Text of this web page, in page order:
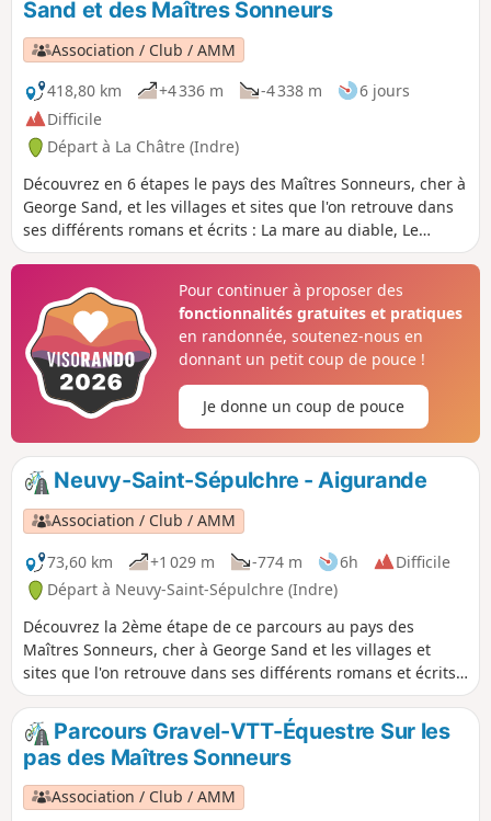
Sand et des Maîtres Sonneurs
Association / Club / AMM
418,80 km
+4 336 m -4 338 m
6 jours
Difficile
Départ à La Châtre (Indre)
Découvrez en 6 étapes le pays des Maîtres Sonneurs, cher à
George Sand, et les villages et sites que l'on retrouve dans
ses différents romans et écrits : La mare au diable, Le
meunier d'Angibault, Promenade autour d'un village,
Mauprat, François le Champi, La petite Fadette et Les
Maîtres Sonneurs trame principale du parcours.
Pour continuer à proposer des
fonctionnalités gratuites et pratiques
en randonnée, soutenez-nous en
donnant un petit coup de pouce !
Je donne un coup de pouce
Neuvy-Saint-Sépulchre - Aigurande
Association / Club / AMM
73,60 km
+1 029 m -774 m 6h
Difficile
Départ à Neuvy-Saint-Sépulchre (Indre)
Découvrez la 2ème étape de ce parcours au pays des
Maîtres Sonneurs, cher à George Sand et les villages et
sites que l'on retrouve dans ses différents romans et écrits
entre autres : Promenade autour d'un village.
Parcours Gravel-VTT-Équestre Sur les
pas des Maîtres Sonneurs
Association / Club / AMM